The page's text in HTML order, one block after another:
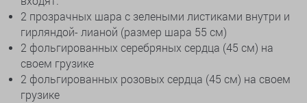
2 прозрачных шара с зелеными листиками внутри и
гирляндой- лианой (размер шара 55 см)
2 фольгированных серебряных сердца (45 см) на
своем грузике
2 фольгированных розовых сердца (45 см) на своем
грузике